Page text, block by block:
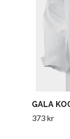
GALA
373 kr